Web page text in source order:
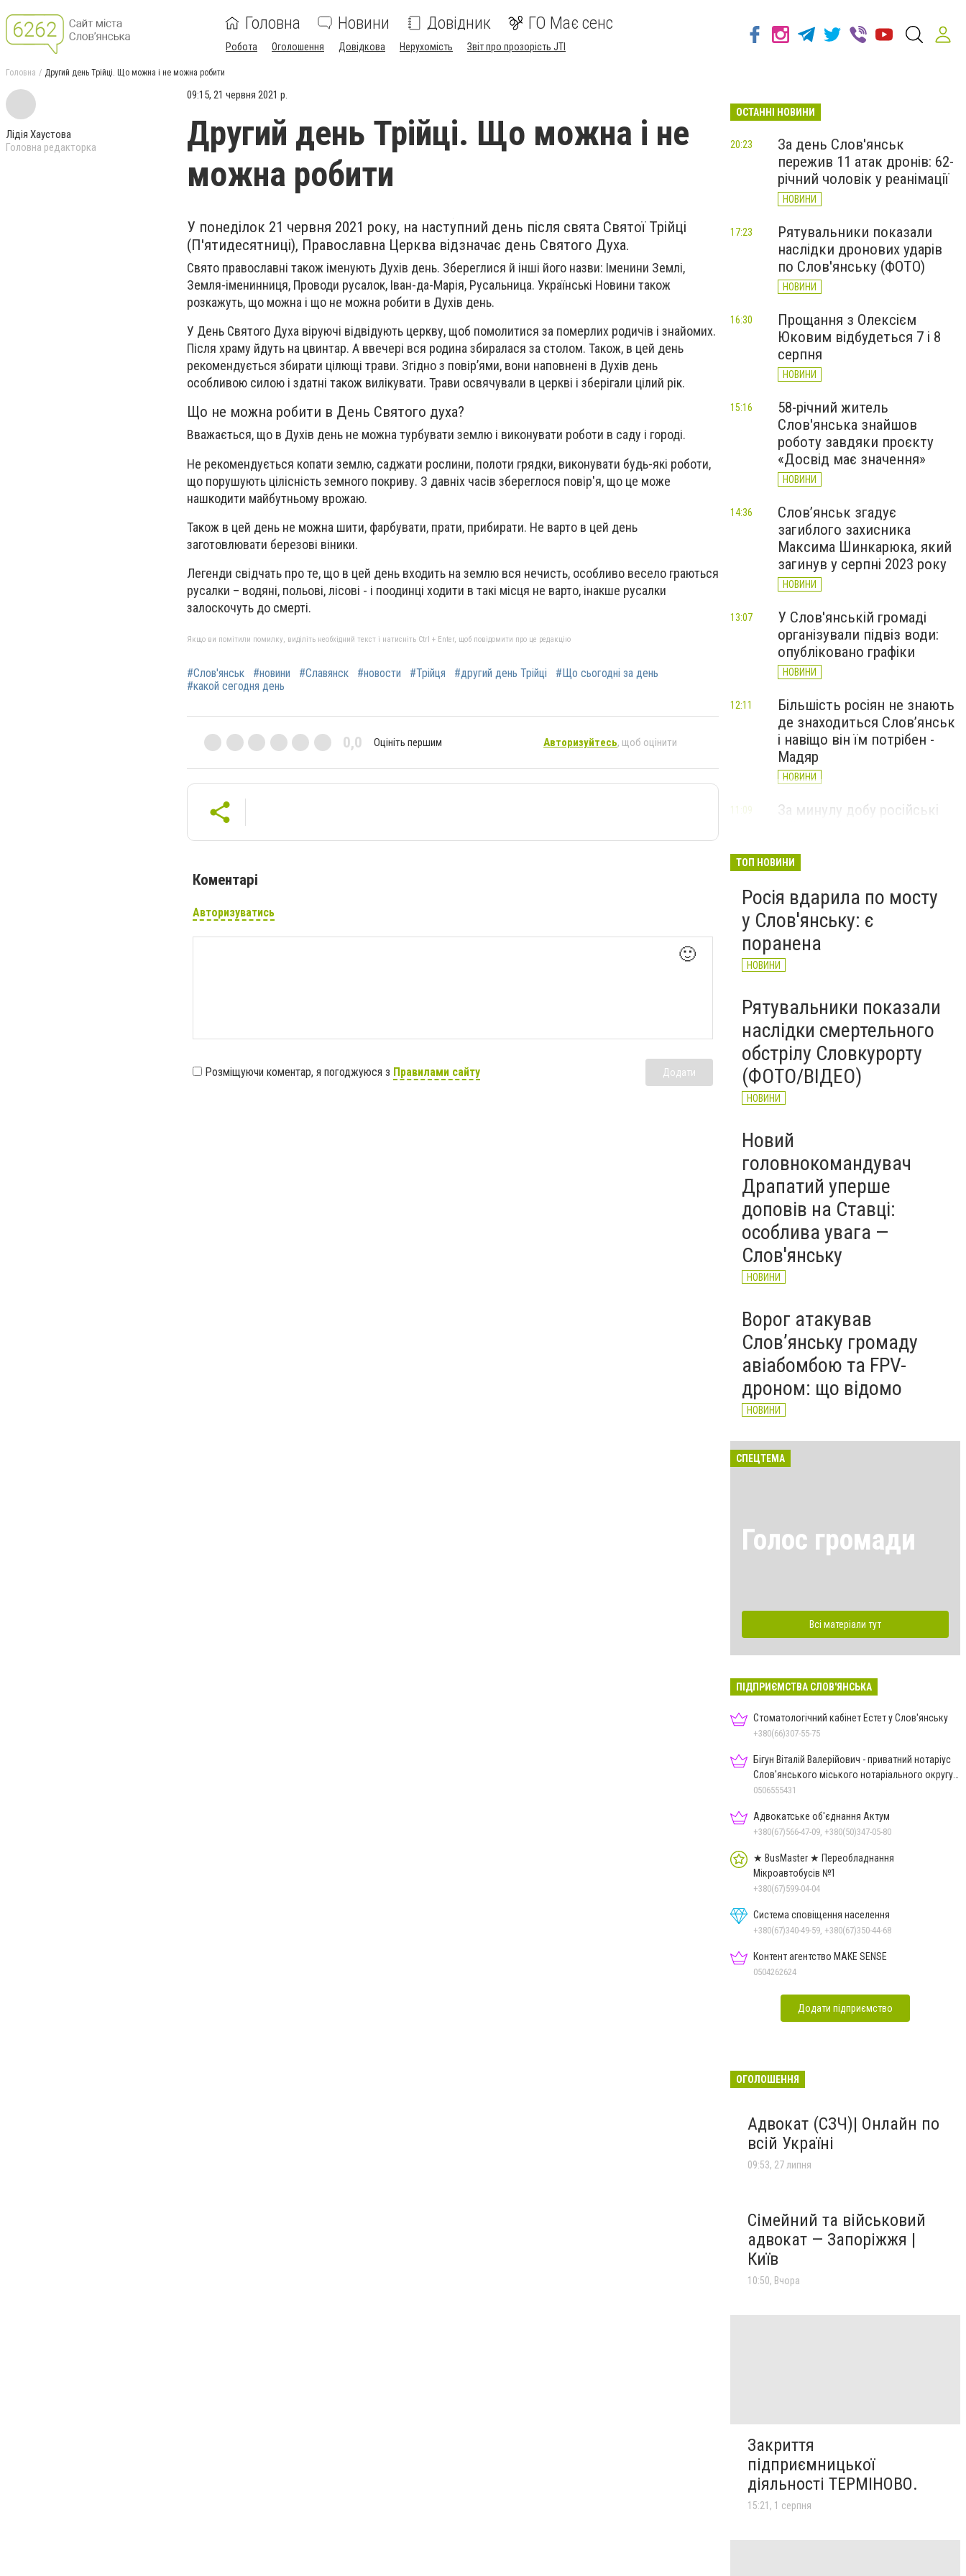
Головна Новини Довідник ГО Має сенс
Робота Оголошення Довідкова Нерухомість Звіт про прозорість JTI
Головна Другий день Трійці. Що можна і не можна робити
Лідія Хаустова
Головна редакторка
09:15, 21 червня 2021 р.
Другий день Трійці. Що можна і не
можна робити
У понеділок 21 червня 2021 року, на наступний день після свята Святої Трійці
(П'ятидесятниці), Православна Церква відзначає день Святого Духа.
Свято православні також іменують Духів день. Збереглися й інші його назви: Іменини Землі,
Земля-іменинниця, Проводи русалок, Іван-да-Марія, Русальница. Українські Новини також
розкажуть, що можна і що не можна робити в Духів день.
У День Святого Духа віруючі відвідують церкву, щоб помолитися за померлих родичів і знайомих.
Після храму йдуть на цвинтар. А ввечері вся родина збиралася за столом. Також, в цей день
рекомендується збирати цілющі трави. Згідно з повір’ями, вони наповнені в Духів день
особливою силою і здатні також вилікувати. Трави освячували в церкві і зберігали цілий рік.
Що не можна робити в День Святого духа?
Вважається, що в Духів день не можна турбувати землю і виконувати роботи в саду і городі.
Не рекомендується копати землю, саджати рослини, полоти грядки, виконувати будь-які роботи,
що порушують цілісність земного покриву. З давніх часів збереглося повір'я, що це може
нашкодити майбутньому врожаю.
Також в цей день не можна шити, фарбувати, прати, прибирати. Не варто в цей день
заготовлювати березові віники.
Легенди свідчать про те, що в цей день входить на землю вся нечисть, особливо весело граються
русалки – водяні, польові, лісові - і поодинці ходити в такі місця не варто, інакше русалки
залоскочуть до смерті.
Якщо ви помітили помилку, виділіть необхідний текст і натисніть Ctrl + Enter, щоб повідомити про це редакцію
#Слов'янськ #новини #Славянск #новости #Трійця #другий день Трійці
#Що сьогодні за день
#какой сегодня день
0,0 Оцініть першим Авторизуйтесь, щоб оцінити
Коментарі
Авторизуватись
🙂
Розміщуючи коментар, я погоджуюся з Правилами сайту Додати
ОСТАННІ НОВИНИ
За день Слов'янськ
пережив 11 атак дронів: 62-
річний чоловік у реанімації
НОВИНИ
20:23
Рятувальники показали
наслідки дронових ударів
по Слов'янську (ФОТО)
НОВИНИ
17:23
Прощання з Олексієм
Юковим відбудеться 7 і 8
серпня
НОВИНИ
16:30
58-річний житель
Слов'янська знайшов
роботу завдяки проєкту
«Досвід має значення»
НОВИНИ
15:16
Слов’янськ згадує
загиблого захисника
Максима Шинкарюка, який
загинув у серпні 2023 року
НОВИНИ
14:36
У Слов'янській громаді
організували підвіз води:
опубліковано графіки
НОВИНИ
13:07
Більшість росіян не знають
де знаходиться Слов’янськ
і навіщо він їм потрібен -
Мадяр
НОВИНИ
12:11
За минулу добу російські
великої війни: 6 серпня
11:09
ТОП НОВИНИ
Росія вдарила по мосту
у Слов'янську: є
поранена
НОВИНИ
Рятувальники показали
наслідки смертельного
обстрілу Словкурорту
(ФОТО/ВІДЕО)
НОВИНИ
Новий
головнокомандувач
Драпатий уперше
доповів на Ставці:
особлива увага —
Слов'янську
НОВИНИ
Ворог атакував
Слов’янську громаду
авіабомбою та FPV-
дроном: що відомо
НОВИНИ
СПЕЦТЕМА
Голос громади
Всі матеріали тут
ПІДПРИЄМСТВА СЛОВ'ЯНСЬКА
Стоматологічний кабінет Естет у Слов'янську
+380(66)307-55-75
Бігун Віталій Валерійович - приватний нотаріус
Слов'янського міського нотаріального округу
Дон.обл.
0506555431
Адвокатське об'єднання Актум
+380(67)566-47-09, +380(50)347-05-80
★ BusMaster ★ Переобладнання
Мікроавтобусів №1
+380(67)599-04-04
Система сповіщення населення
+380(67)340-49-59, +380(67)350-44-68
Контент агентство MAKE SENSE
0504262624
Додати підприємство
ОГОЛОШЕННЯ
Адвокат (СЗЧ)| Онлайн по
всій Україні
09:53, 27 липня
Сімейний та військовий
адвокат — Запоріжжя |
Київ
10:50, Вчора
Закриття
підприємницької
діяльності ТЕРМІНОВО.
15:21, 1 серпня